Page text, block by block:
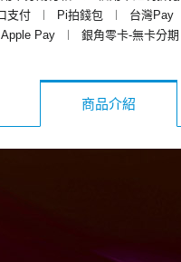
支付 ︱ Pi拍錢包 ︱ 台灣Pay
Apple Pay ︱ 銀角零卡-無卡分期
商品介紹